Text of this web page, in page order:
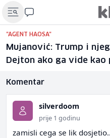
"AGENT HAOSA"
Mujanović: Trump i
Dejton ako ga vide
Komentar
silverdoom
prije 1 godinu
zamisli cega se lik